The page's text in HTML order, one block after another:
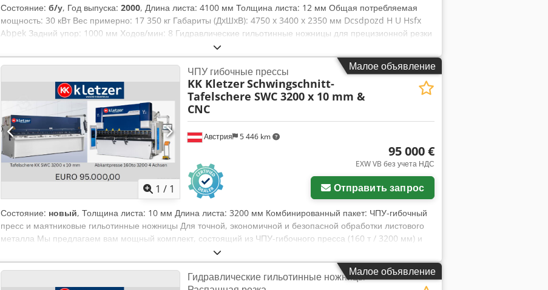
Состояние: б/у, Год выпуска: 2000, Длина листа: 4100 мм Толщина листа: 12 мм Общая потребляемая
мощность: 30 кВт Вес примерно: 17 350 кг Габариты (ДxШxВ): 4750 x 3400 x 2350 мм Dcsdpozd H U Hsfx
Abpek Задний упор: 1000 мм Ходов/мин: 8 Гидравлические гильотинные ножницы для прецизионной резки
листа длиной до 4100 мм и толщиной до 12 мм. Оснащение: - Колебательный принцип резки - NC-
контроллер ELGO для заднего упора - Моторизованный задний упор до 1000 мм на шарико-винтовых
передачах, откидной - Удобная панель управления на поворотной консоли - Гидравлические прижимы,
расположенные вплотную к линии реза - Ножная педаль - Центральная ручная регулировка зазора реза
Аксессуары: - 1 боковой упор с масштабом, Т-образным пазом и откидным кулачком - 3 опорных рычага
для листа с Т-образными пазами - Простая замена и заточка ножей - Регулируемая длина реза для
эффективной обработки - Нижний нож четырёхсторонний - Верхний нож двусторонний Дополнительная
информация: - Инструкция по эксплуатации на НЕМЕЦКОМ языке
Малое объявление
1 / 1
Австрия 5 446 km
ЧПУ гибочные прессы
KK KletzerSchwingschnitt-
Tafelschere SWC 3200 x 10 mm &
CNC
95 000 €
EXW VB без учета НДС
Отправить запрос
Состояние: новый, Толщина листа: 10 мм Длина листа: 3200 мм Комбинированный пакет: ЧПУ-гибочный
пресс и маятниковые гильотинные ножницы Для точной, экономичной и безопасной обработки листового
металла Мы предлагаем вам мощный комплект, состоящий из ЧПУ-гибочного пресса (160 т / 3200 мм) и
маятниковых гильотинных ножниц (10 мм / 3200 мм) – оптимально согласованных для современной
обработки листа с высокой точностью и эффективностью. ЧПУ-гибочный пресс — 160 тонн / 3200 мм С 4
ЧПУ-осями (Y1, Y2, X, R) и ЧПУ-бомбировочным устройством Стандартная комплектация: - Прочная,
Малое объявление
Гидравлические гильотинные ножницы